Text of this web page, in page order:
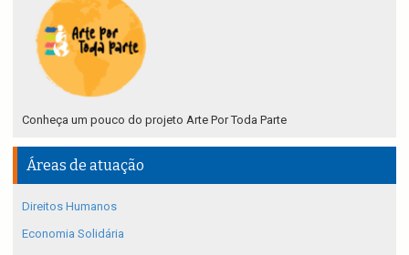
Conheça um pouco do projeto Arte Por Toda Parte
Áreas de atuação
Direitos Humanos
Economia Solidária